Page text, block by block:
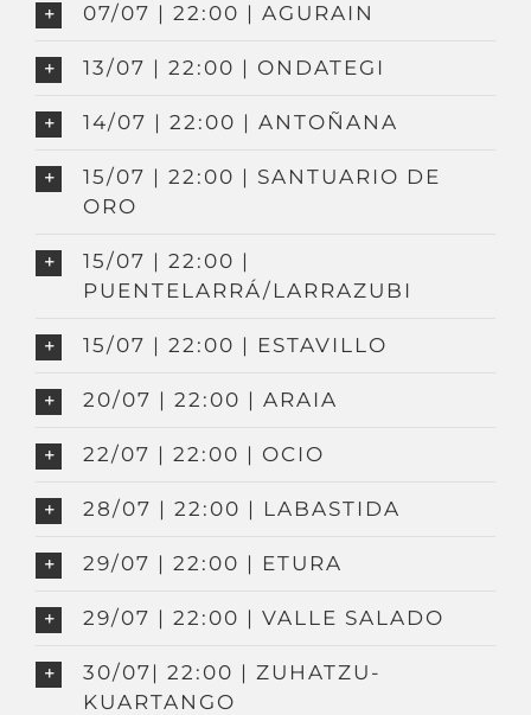
07/07 | 22:00 | AGURAIN
13/07 | 22:00 | ONDATEGI
14/07 | 22:00 | ANTOÑANA
15/07 | 22:00 | SANTUARIO DE
ORO
15/07 | 22:00 |
PUENTELARRÁ/LARRAZUBI
15/07 | 22:00 | ESTAVILLO
20/07 | 22:00 | ARAIA
22/07 | 22:00 | OCIO
28/07 | 22:00 | LABASTIDA
29/07 | 22:00 | ETURA
29/07 | 22:00 | VALLE SALADO
30/07| 22:00 | ZUHATZU-
KUARTANGO